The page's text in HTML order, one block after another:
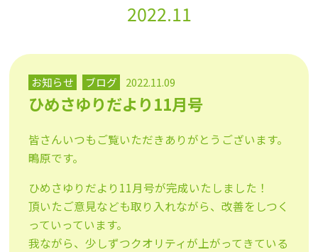
2022.11
お知らせ ブログ 2022.11.09
ひめさゆりだより11月号
皆さんいつもご覧いただきありがとうございます。
鴫原です。
ひめさゆりだより11月号が完成いたしました！
頂いたご意見なども取り入れながら、改善をしつく
っていっています。
我ながら、少しずつクオリティが上がってきている